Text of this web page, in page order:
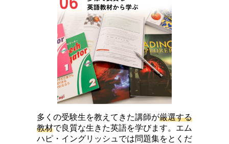
多くの受験生を教えてきた講師が厳選する
教材で良質な生きた英語を学びます。エム
ハピ・イングリッシュでは問題集をとくだ